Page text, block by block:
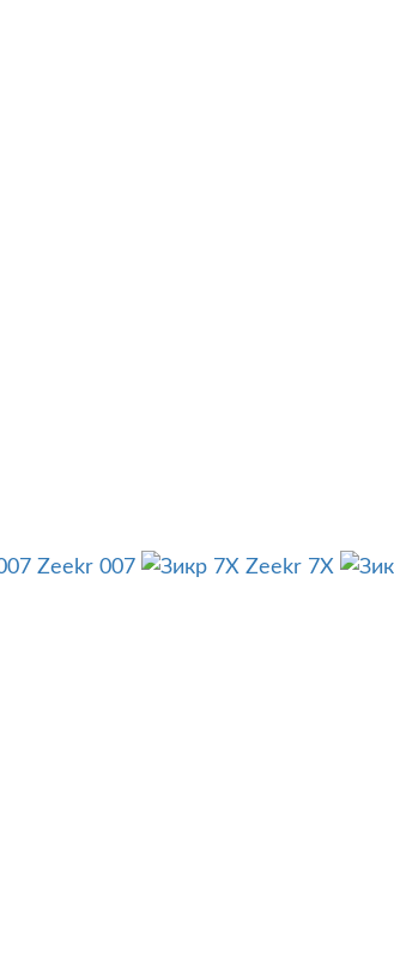
Zeekr 007 Zeekr 7X